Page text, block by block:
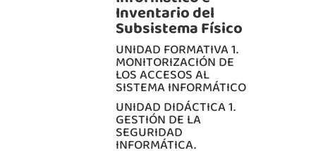
Inventario del
Subsistema Físico
UNIDAD FORMATIVA 1.
MONITORIZACIÓN DE
LOS ACCESOS AL
SISTEMA INFORMÁTICO
UNIDAD DIDÁCTICA 1.
GESTIÓN DE LA
SEGURIDAD
INFORMÁTICA.